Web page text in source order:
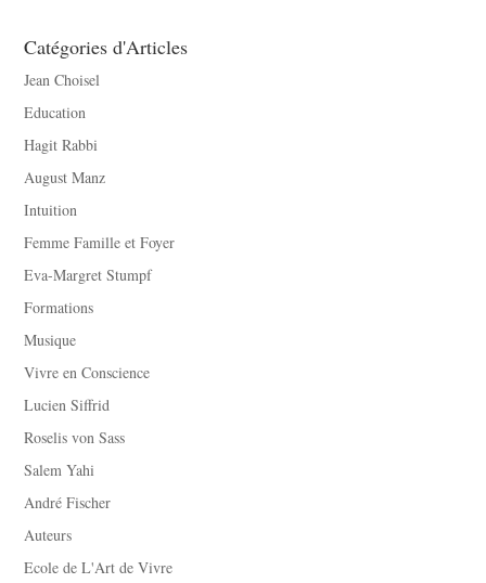
Catégories d'Articles
Jean Choisel
Education
Hagit Rabbi
August Manz
Intuition
Femme Famille et Foyer
Eva-Margret Stumpf
Formations
Musique
Vivre en Conscience
Lucien Siffrid
Roselis von Sass
Salem Yahi
André Fischer
Auteurs
Ecole de L'Art de Vivre